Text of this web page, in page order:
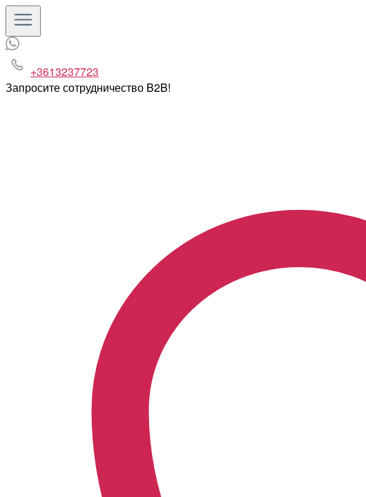
+3613237723
Запросите сотрудничество B2B!